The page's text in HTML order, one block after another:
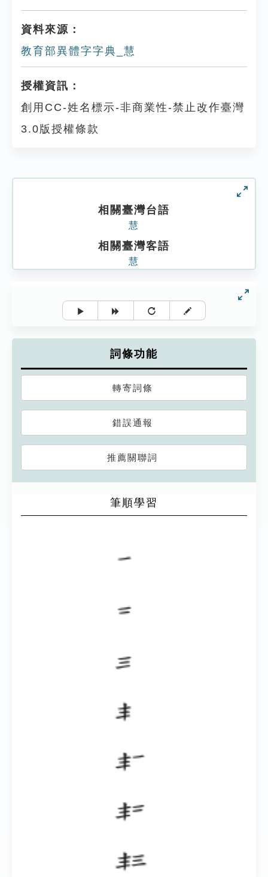
資料來源：
教育部異體字字典_慧
授權資訊：
創用CC-姓名標示-非商業性-禁止改作臺灣
3.0版授權條款
相關臺灣台語
慧
相關臺灣客語
慧
詞條功能
轉寄詞條
錯誤通報
推薦關聯詞
筆順學習